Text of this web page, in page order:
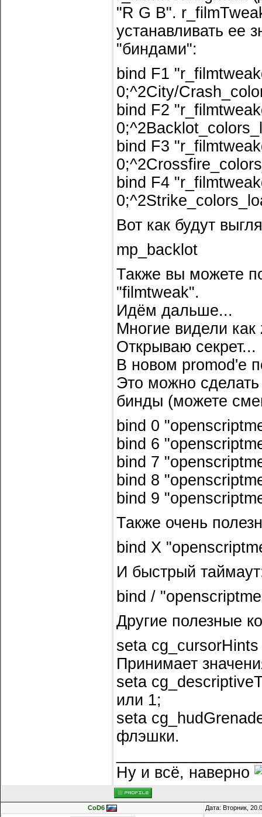
"R G B".
устанавливать ее
"биндами":
bind F1
0;^2City/
bind F2
bind F3
bind F4
Вот как будут
mp_backlot
Также вы можете
"filmtweak".
Идём дальше...
Многие видели
Открываю секрет...
В новом promod'e
Это можно
бинды (можете
bind 0
bind 6
bind 7
bind 8
bind 9
Также очень
bind X
И быстрый
bind /
Другие полезные
seta
Принимает
seta
или 1;
seta
флэшки.
Ну и всё, наверно
СoD6 Дата: Вторник,